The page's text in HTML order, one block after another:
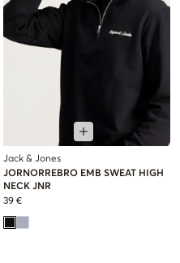
Jack & Jones
JORNORREBRO EMB SWEAT HIGH
NECK JNR
39 €